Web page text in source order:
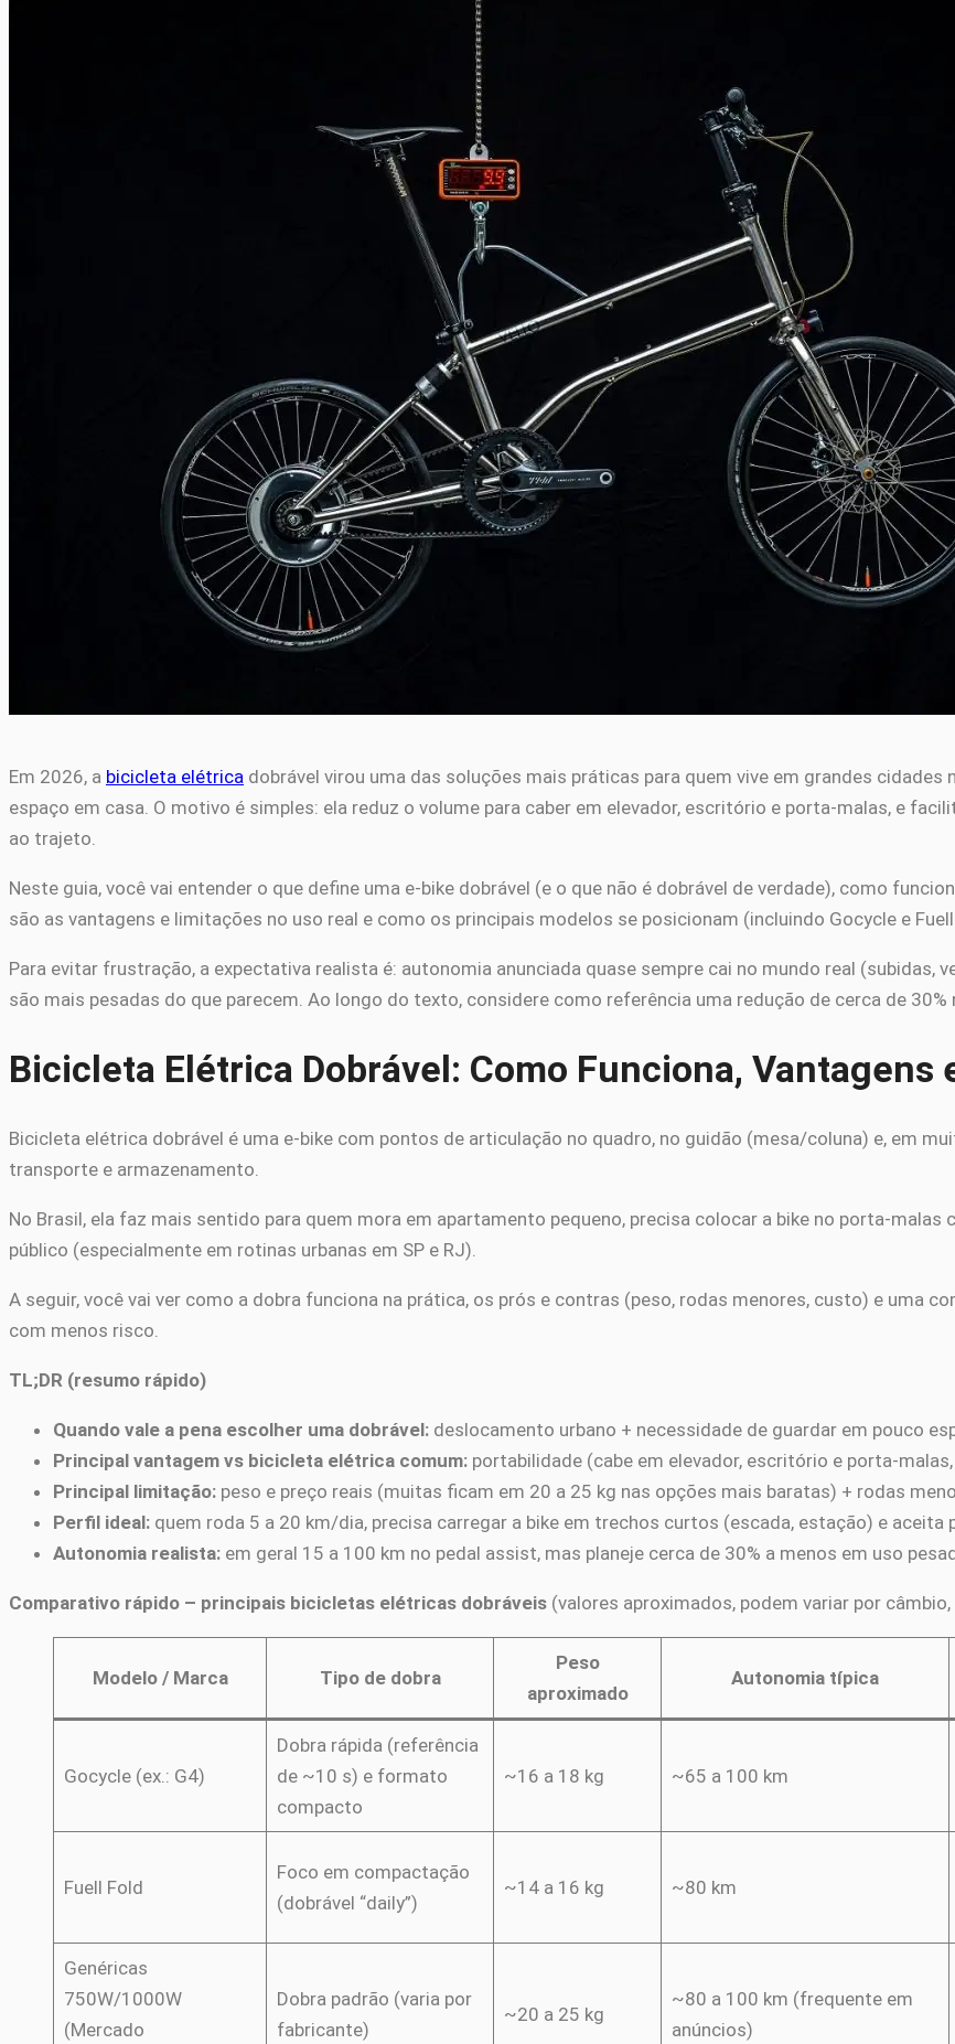
Em 2026, a bicicleta elétrica dobrável virou uma das soluções mais práticas para quem vive em grandes
espaço em casa. O motivo é simples: ela reduz o volume para caber em elevador, escritório e porta-malas, e
ao trajeto.
Neste guia, você vai entender o que define uma e-bike dobrável (e o que não é dobrável de verdade), como
são as vantagens e limitações no uso real e como os principais modelos se posicionam (incluindo Gocycle e
Para evitar frustração, a expectativa realista é: autonomia anunciada quase sempre cai no mundo real (subidas,
são mais pesadas do que parecem. Ao longo do texto, considere como referência uma redução de cerca de
Bicicleta Elétrica Dobrável: Como Funciona, Vantagens
Bicicleta elétrica dobrável é uma e-bike com pontos de articulação no quadro, no guidão (mesa/coluna) e, em
transporte e armazenamento.
No Brasil, ela faz mais sentido para quem mora em apartamento pequeno, precisa colocar a bike no porta-
público (especialmente em rotinas urbanas em SP e RJ).
A seguir, você vai ver como a dobra funciona na prática, os prós e contras (peso, rodas menores, custo) e uma
com menos risco.
TL;DR (resumo rápido)
Quando vale a pena escolher uma dobrável: deslocamento urbano + necessidade de guardar em pouco
Principal vantagem vs bicicleta elétrica comum: portabilidade (cabe em elevador, escritório e porta-
Principal limitação: peso e preço reais (muitas ficam em 20 a 25 kg nas opções mais baratas) + rodas
Perfil ideal: quem roda 5 a 20 km/dia, precisa carregar a bike em trechos curtos (escada, estação) e aceita
Autonomia realista: em geral 15 a 100 km no pedal assist, mas planeje cerca de 30% a menos em uso
Comparativo rápido – principais bicicletas elétricas dobráveis (valores aproximados, podem variar por
Modelo / Marca Tipo de dobra
Peso
aproximado
Autonomia típica
Gocycle (ex.: G4)
Dobra rápida (referência
de ~10 s) e formato
compacto
~16 a 18 kg ~65 a 100 km
Fuell Fold
Foco em compactação
(dobrável “daily”)
~14 a 16 kg ~80 km
Genéricas
750W/1000W
(Mercado
Dobra padrão (varia por
fabricante)
~20 a 25 kg
~80 a 100 km (frequente em
anúncios)